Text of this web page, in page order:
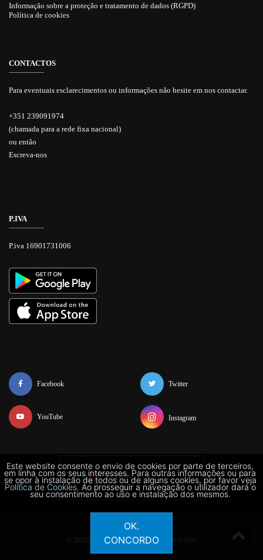
Informação sobre a proteção e tratamento de dados (RGPD)
Política de cookies
CONTACTOS
Para eventuais esclarecimentos ou informações não hesite em nos contactar.
+351 239091974
(chamada para a rede fixa nacional)
ou então
Escreva-nos
P.IVA
P.iva 16901731006
Facebook
YouTube
Twitter
Instagram
PORTUGAL
© 2026 Copyright:DrWhyQuizLive.com
Este website consente o envio de cookies por parte de terceiros,
em linha com os seus interesses. Para outras informações ou para
se opor à instalação de todos ou de alguns cookies, por favor veja
Política de Cookies. Ao prosseguir a navegação o utilizador dará o
seu consentimento ao uso e instalação dos mesmos.
OK.
CONCORDO